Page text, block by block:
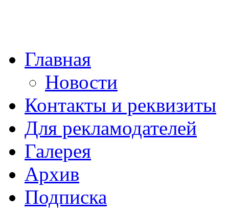
Главная
Новости
Контакты и реквизиты
Для рекламодателей
Галерея
Архив
Подписка